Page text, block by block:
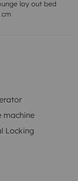
GPS spécial
Contactez-
lay out bed
machine
Locking